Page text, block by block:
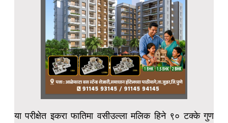
या परीक्षेत इकरा फातिमा वसीउल्ला मलिक हिने ९० टक्के गुण